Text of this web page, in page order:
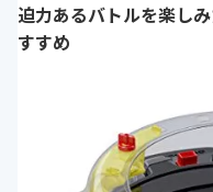
迫力あるバトルを楽し
すすめ